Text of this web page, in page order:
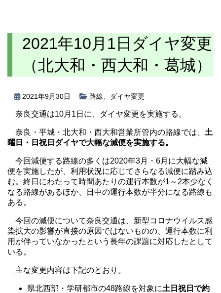
2021年10月1日ダイヤ変更
（北大和・西大和・葛城）
2021年9月30日 路線 ダイヤ変更
奈良交通は10月1日に、ダイヤ変更を実施する。
奈良・平城・北大和・西大和営業所管内の路線では、 土
曜日・日祝日ダイヤで大幅な減便を実施する。
今回減便する路線の多くは2020年3月・6月に大幅な減
便を実施したが、利用状況に応じてさらなる減便に踏み込
む。終日にわたって時間あたりの運行本数が1～2本少なく
なる路線があるほか、日中の運行本数が半分になる路線も
ある。
今回の減便について奈良交通は、新型コロナウイルス感
染拡大の影響が直接の原因ではないものの、運行本数に利
用が伴っていなかったという長年の課題に対応したとして
いる。
主な変更内容は下記のとおり。
県北西部・学研都市の48路線を対象に土日祝日で約